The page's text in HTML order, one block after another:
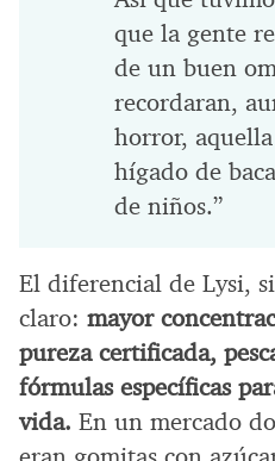
que la gente
de un buen
recordaran,
horror,
hígado de
de niños.”
El diferencial de Lysi,
claro: mayor
pureza certificada,
fórmulas específicas
vida. En un mercado